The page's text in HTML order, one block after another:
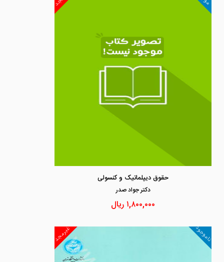
حقوق دیپلماتیک و کنسولی
دكتر جواد صدر
۱,۸۰۰,۰۰۰ ریال
غیرمجد ناموجود